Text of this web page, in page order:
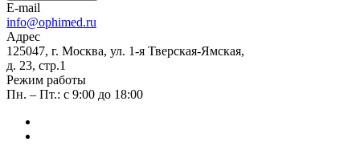
E-mail
info@ophimed.ru
Адрес
125047, г. Москва, ул. 1-я Тверская-Ямская,
д. 23, стр.1
Режим работы
Пн. – Пт.: с 9:00 до 18:00